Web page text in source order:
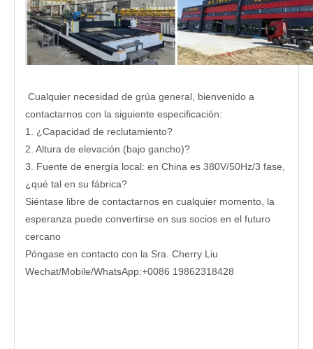
Cualquier necesidad de grúa general, bienvenido a
contactarnos con la siguiente especificación:
1. ¿Capacidad de reclutamiento?
2. Altura de elevación (bajo gancho)?
3. Fuente de energía local: en China es 380V/50Hz/3 fase,
¿qué tal en su fábrica?
Siéntase libre de contactarnos en cualquier momento, la
esperanza puede convertirse en sus socios en el futuro
cercano
Póngase en contacto con la Sra. Cherry Liu
Wechat/Mobile/WhatsApp:+0086 19862318428